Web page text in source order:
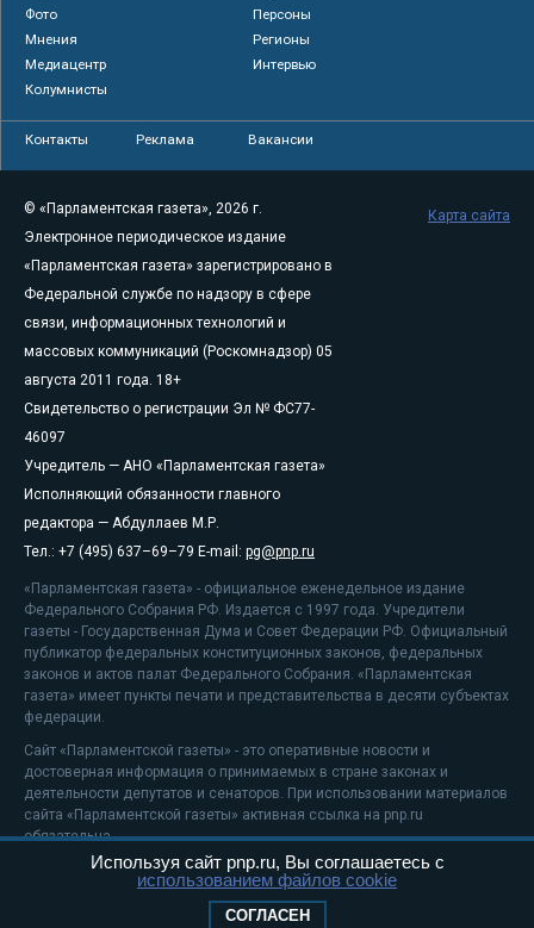
Фото
Персоны
Мнения
Регионы
Медиацентр
Интервью
Колумнисты
Контакты Реклама Вакансии
© «Парламентская газета», 2026 г.
Электронное периодическое издание
«Парламентская газета» зарегистрировано в
Федеральной службе по надзору в сфере
связи, информационных технологий и
массовых коммуникаций (Роскомнадзор) 05
августа 2011 года. 18+
Свидетельство о регистрации Эл № ФС77-
46097
Учредитель — АНО «Парламентская газета»
Исполняющий обязанности главного
редактора — Абдуллаев М.Р.
Тел.: +7 (495) 637–69–79 E-mail: pg@pnp.ru
«Парламентская газета» - официальное еженедельное издание
Федерального Собрания РФ. Издается с 1997 года. Учредители
газеты - Государственная Дума и Совет Федерации РФ. Официальный
публикатор федеральных конституционных законов, федеральных
законов и актов палат Федерального Собрания. «Парламентская
газета» имеет пункты печати и представительства в десяти субъектах
федерации.
Сайт «Парламентской газеты» - это оперативные новости и
достоверная информация о принимаемых в стране законах и
деятельности депутатов и сенаторов. При использовании материалов
сайта «Парламентской газеты» активная ссылка на pnp.ru
обязательна.
На информационном ресурсе применяютсярекомендательные
Положение о защите персональных данных
Карта сайта
Используя сайт pnp.ru, Вы соглашаетесь с
использованием файлов cookie
СОГЛАСЕН